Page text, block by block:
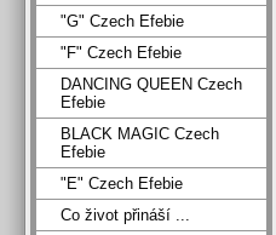
"G" Czech Efebie
"F" Czech Efebie
DANCING QUEEN Czech
Efebie
BLACK MAGIC Czech
Efebie
"E" Czech Efebie
Co život přináší ...